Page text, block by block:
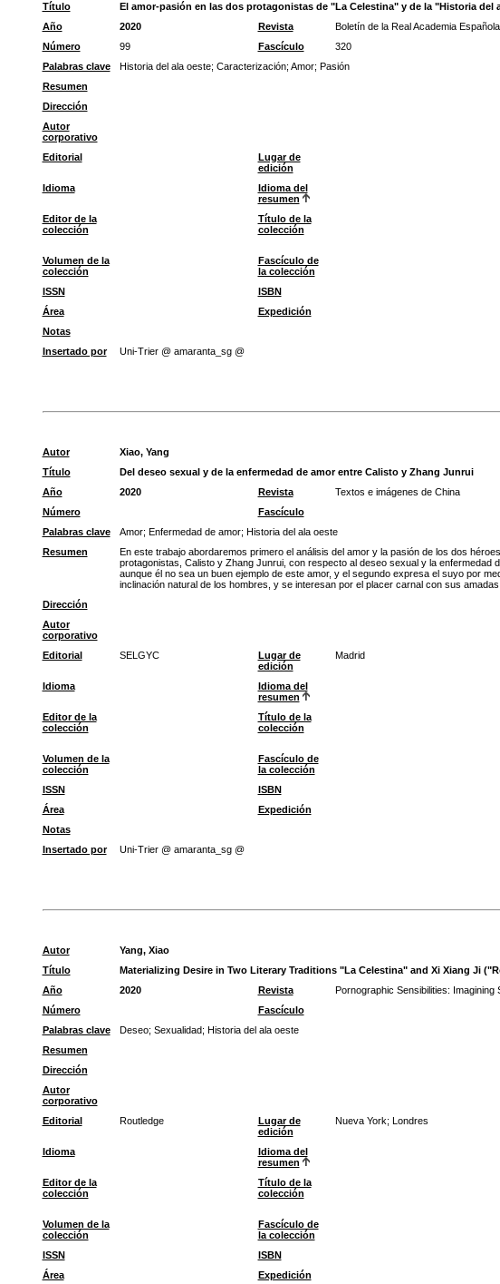
Título
El amor-pasión en las dos protagonistas de "La Celestina" y de la "Historia del
Año
2020 Revista Boletín de la Real Academia Española
Número
99 Fascículo 320
Palabras clave
Historia del ala oeste; Caracterización; Amor; Pasión
Resumen
Dirección
Autor
corporativo
Editorial
Lugar de
edición
Idioma
Idioma del
resumen
Editor de la
colección
Título de la
colección
Volumen de la
colección
Fascículo de
la colección
ISSN ISBN
Área
Expedición
Notas
Insertado por
Uni-Trier @ amaranta_sg @
Autor
Xiao, Yang
Título
Del deseo sexual y de la enfermedad de amor entre Calisto y Zhang Junrui
Año
2020 Revista Textos e imágenes de China
Número
Fascículo
Palabras clave
Amor; Enfermedad de amor; Historia del ala oeste
Resumen
En este trabajo abordaremos primero el análisis del amor y la pasión de los dos
protagonistas, Calisto y Zhang Junrui, con respecto al deseo sexual y la
aunque él no sea un buen ejemplo de este amor, y el segundo expresa el suyo por
inclinación natural de los hombres, y se interesan por el placer carnal con sus
Dirección
Autor
corporativo
Editorial SELGYC
Lugar de
edición
Madrid
Idioma
Idioma del
resumen
Editor de la
colección
Título de la
colección
Volumen de la
colección
Fascículo de
la colección
ISSN ISBN
Área
Expedición
Notas
Insertado por
Uni-Trier @ amaranta_sg @
Autor
Yang, Xiao
Título
Materializing Desire in Two Literary Traditions "La Celestina" and Xi Xiang Ji
Año
2020 Revista Pornographic Sensibilities:
Número
Fascículo
Palabras clave
Deseo; Sexualidad; Historia del ala oeste
Resumen
Dirección
Autor
corporativo
Editorial Routledge
Lugar de
edición
Nueva York; Londres
Idioma
Idioma del
resumen
Editor de la
colección
Título de la
colección
Volumen de la
colección
Fascículo de
la colección
ISSN ISBN
Área
Expedición